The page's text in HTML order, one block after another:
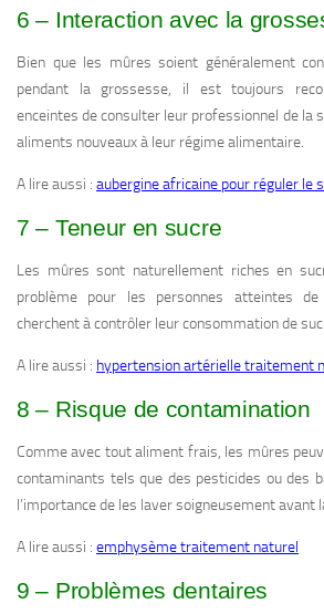
6 – Interaction avec la
Bien que les mûres soient généralement
pendant la grossesse, il est toujours
enceintes de consulter leur professionnel de la
aliments nouveaux à leur régime alimentaire.
A lire aussi : aubergine africaine pour réguler le
7 – Teneur en sucre
Les mûres sont naturellement riches en
problème pour les personnes atteintes
cherchent à contrôler leur consommation de
A lire aussi : hypertension artérielle traitement
8 – Risque de contamination
Comme avec tout aliment frais, les mûres
contaminants tels que des pesticides ou des
l’importance de les laver soigneusement avant
A lire aussi : emphysème traitement naturel
9 – Problèmes dentaires